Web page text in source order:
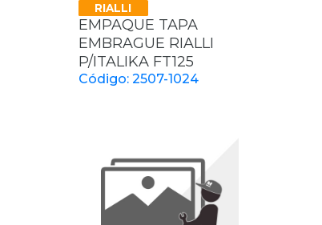
RIALLI
EMPAQUE TAPA
EMBRAGUE RIALLI
P/ITALIKA FT125
Código: 2507-1024